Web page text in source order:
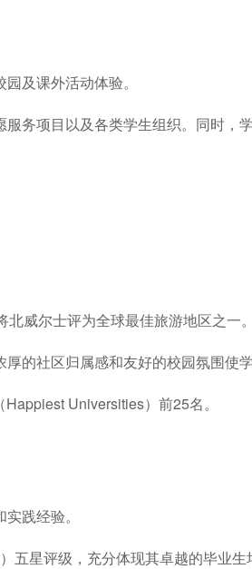
及课外活动体验。
务项目以及各类学生组织。同时，
威尔士评为全球最佳旅游地区之一。
的社区归属感和友好的校园氛围使
Universities）前25名。
践经验。
星评级，充分体现其卓越的毕业生